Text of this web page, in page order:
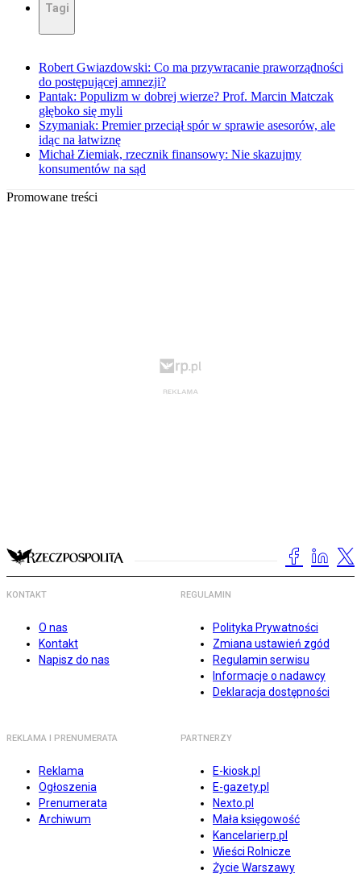
Tagi
Robert Gwiazdowski: Co ma przywracanie praworządności
do postępującej amnezji?
Pantak: Populizm w dobrej wierze? Prof. Marcin Matczak
głęboko się myli
Szymaniak: Premier przeciął spór w sprawie asesorów, ale
idąc na łatwiznę
Michał Ziemiak, rzecznik finansowy: Nie skazujmy
konsumentów na sąd
Promowane treści
KONTAKT
O nas
Kontakt
Napisz do nas
REGULAMIN
Polityka Prywatności
Zmiana ustawień zgód
Regulamin serwisu
Informacje o nadawcy
Deklaracja dostępności
REKLAMA I PRENUMERATA
Reklama
Ogłoszenia
Prenumerata
Archiwum
PARTNERZY
E-kiosk.pl
E-gazety.pl
Nexto.pl
Mała księgowość
Kancelarierp.pl
Wieści Rolnicze
Życie Warszawy